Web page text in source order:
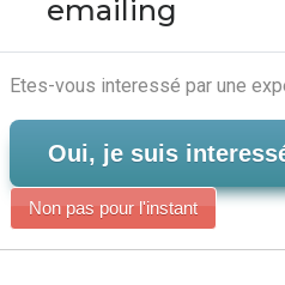
emailing
Etes-vous interessé par une
Oui, je suis
Non pas pour l'instant